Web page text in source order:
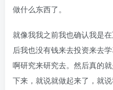
做什么东西了。
就像我我之前我也确认我是
后我也没有钱来去投资来去
啊研究来研究去。然后真的
下来，就说就做起来了，就